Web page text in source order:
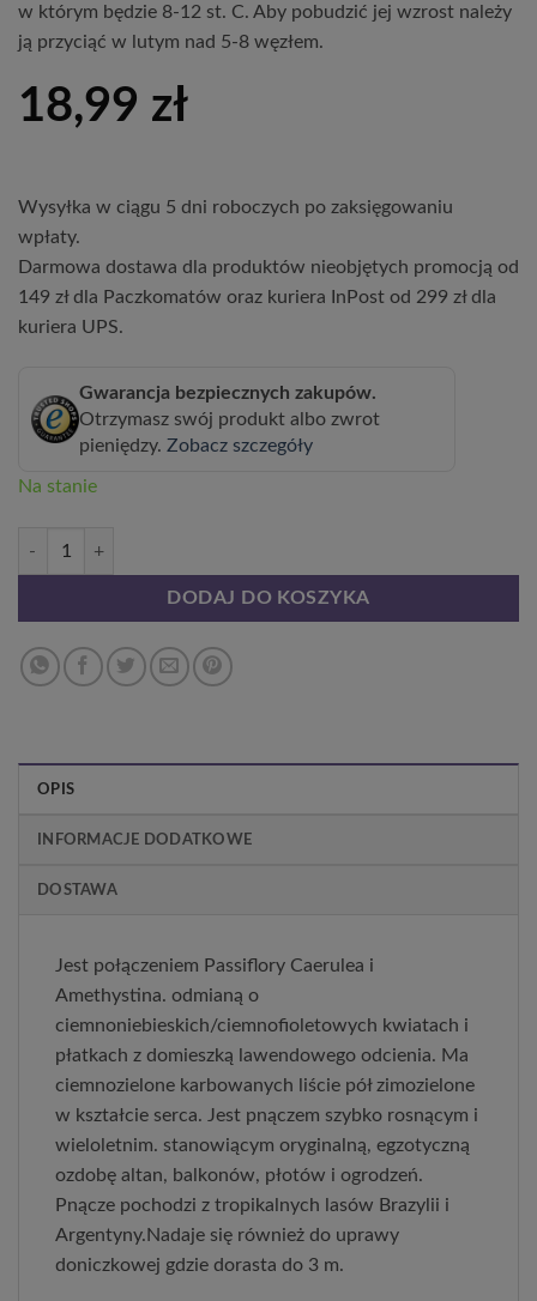
w którym będzie 8-12 st. C. Aby pobudzić jej wzrost należy
ją przyciąć w lutym nad 5-8 węzłem.
18,99 zł
Wysyłka w ciągu 5 dni roboczych po zaksięgowaniu
wpłaty.
Darmowa dostawa dla produktów nieobjętych promocją od
149 zł dla Paczkomatów oraz kuriera InPost od 299 zł dla
kuriera UPS.
Gwarancja bezpiecznych zakupów.
Otrzymasz swój produkt albo zwrot
pieniędzy. Zobacz szczegóły
Na stanie
ilość Męczennica (Passiflora) 'Purple Haze' P9/C1
DODAJ DO KOSZYKA
OPIS
INFORMACJE DODATKOWE
DOSTAWA
Jest połączeniem Passiflory Caerulea i
Amethystina. odmianą o
ciemnoniebieskich/ciemnofioletowych kwiatach i
płatkach z domieszką lawendowego odcienia. Ma
ciemnozielone karbowanych liście pół zimozielone
w kształcie serca. Jest pnączem szybko rosnącym i
wieloletnim. stanowiącym oryginalną, egzotyczną
ozdobę altan, balkonów, płotów i ogrodzeń.
Pnącze pochodzi z tropikalnych lasów Brazylii i
Argentyny.Nadaje się również do uprawy
doniczkowej gdzie dorasta do 3 m.